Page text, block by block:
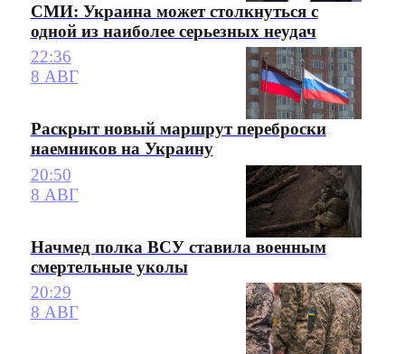
СМИ: Украина может столкнуться с
одной из наиболее серьезных неудач
22:36
8 АВГ
Раскрыт новый маршрут переброски
наемников на Украину
20:50
8 АВГ
Начмед полка ВСУ ставила военным
смертельные уколы
20:29
8 АВГ